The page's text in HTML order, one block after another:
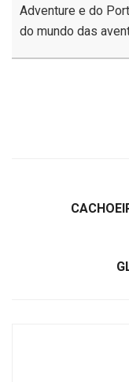
Adventure e do
do mundo das